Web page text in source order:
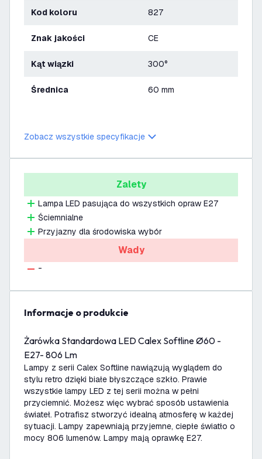
Kod koloru 827
Znak jakości CE
Kąt wiązki 300°
Średnica 60 mm
Zobacz wszystkie specyfikacje
Zalety
Lampa LED pasująca do wszystkich opraw E27
Ściemnialne
Przyjazny dla środowiska wybór
Wady
-
informacje o produkcie
Żarówka Standardowa LED Calex Softline Ø60 -
E27- 806 Lm
Lampy z serii Calex Softline nawiązują wyglądem do
stylu retro dzięki białe błyszczące szkło. Prawie
wszystkie lampy LED z tej serii można w pełni
przyciemnić. Możesz więc wybrać sposób ustawienia
świateł. Potrafisz stworzyć idealną atmosferę w każdej
sytuacji. Lampy zapewniają przyjemne, ciepłe światło o
mocy 806 lumenów. Lampy mają oprawkę E27.